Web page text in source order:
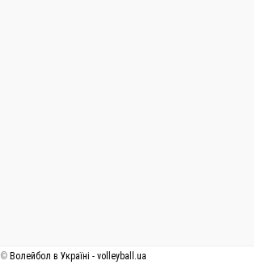
© Волейбол в Україні - volleyball.ua